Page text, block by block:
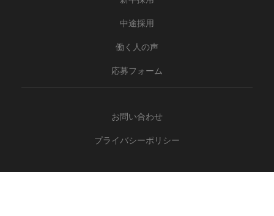
中途採用
働く人の声
応募フォーム
お問い合わせ
プライバシーポリシー